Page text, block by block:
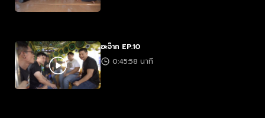
อะจ๊าก EP.10
0:45:58 นาที